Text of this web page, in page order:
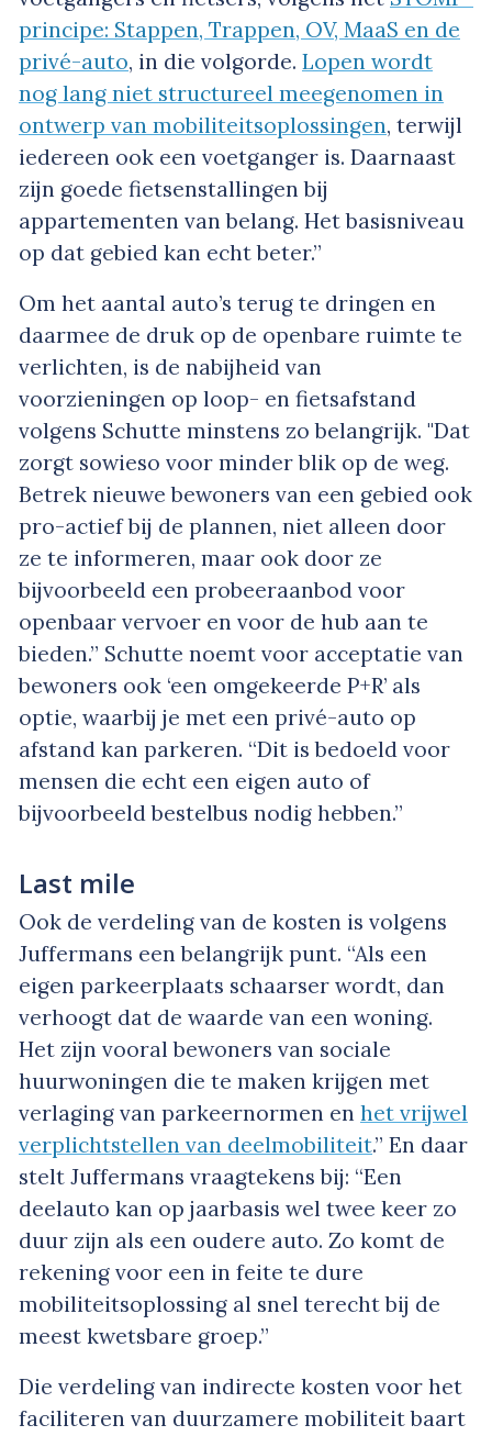
principe: Stappen, Trappen, OV, MaaS en de
privé-auto, in die volgorde. Lopen wordt
nog lang niet structureel meegenomen in
ontwerp van mobiliteitsoplossingen, terwijl
iedereen ook een voetganger is. Daarnaast
zijn goede fietsenstallingen bij
appartementen van belang. Het basisniveau
op dat gebied kan echt beter.”
Om het aantal auto’s terug te dringen en
daarmee de druk op de openbare ruimte te
verlichten, is de nabijheid van
voorzieningen op loop- en fietsafstand
volgens Schutte minstens zo belangrijk. "Dat
zorgt sowieso voor minder blik op de weg.
Betrek nieuwe bewoners van een gebied ook
pro-actief bij de plannen, niet alleen door
ze te informeren, maar ook door ze
bijvoorbeeld een probeeraanbod voor
openbaar vervoer en voor de hub aan te
bieden.” Schutte noemt voor acceptatie van
bewoners ook ‘een omgekeerde P+R’ als
optie, waarbij je met een privé-auto op
afstand kan parkeren. “Dit is bedoeld voor
mensen die echt een eigen auto of
bijvoorbeeld bestelbus nodig hebben.”
Last mile
Ook de verdeling van de kosten is volgens
Juffermans een belangrijk punt. “Als een
eigen parkeerplaats schaarser wordt, dan
verhoogt dat de waarde van een woning.
Het zijn vooral bewoners van sociale
huurwoningen die te maken krijgen met
verlaging van parkeernormen en het vrijwel
verplichtstellen van deelmobiliteit.” En daar
stelt Juffermans vraagtekens bij: “Een
deelauto kan op jaarbasis wel twee keer zo
duur zijn als een oudere auto. Zo komt de
rekening voor een in feite te dure
mobiliteitsoplossing al snel terecht bij de
meest kwetsbare groep.”
Die verdeling van indirecte kosten voor het
faciliteren van duurzamere mobiliteit baart